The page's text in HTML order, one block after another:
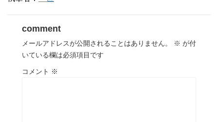
comment
メールアドレスが公開されることはありません。 ※ が付
いている欄は必須項目です
コメント ※